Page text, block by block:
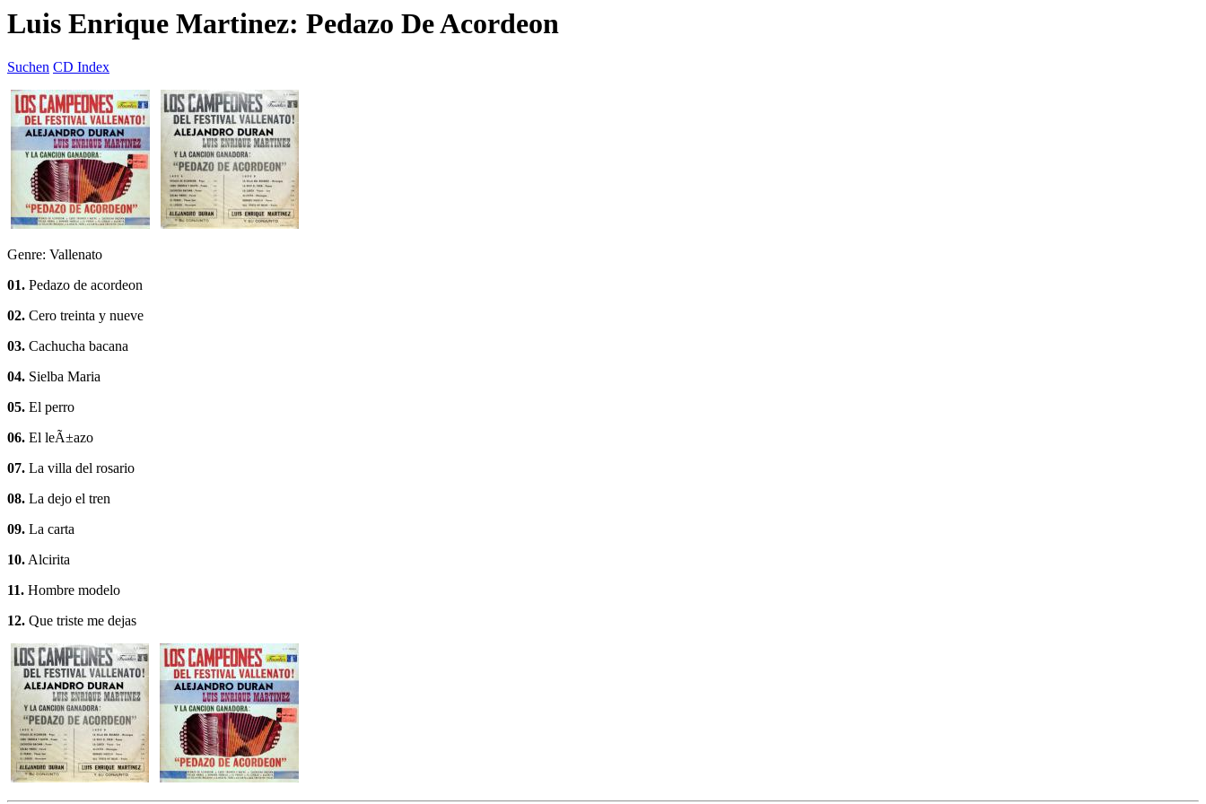
Luis Enrique Martinez: Pedazo De Acordeon
Suchen CD Index
Genre: Vallenato
01. Pedazo de acordeon
02. Cero treinta y nueve
03. Cachucha bacana
04. Sielba Maria
05. El perro
06. El leÃ±azo
07. La villa del rosario
08. La dejo el tren
09. La carta
10.Alcirita
11. Hombre modelo
12. Que triste me dejas